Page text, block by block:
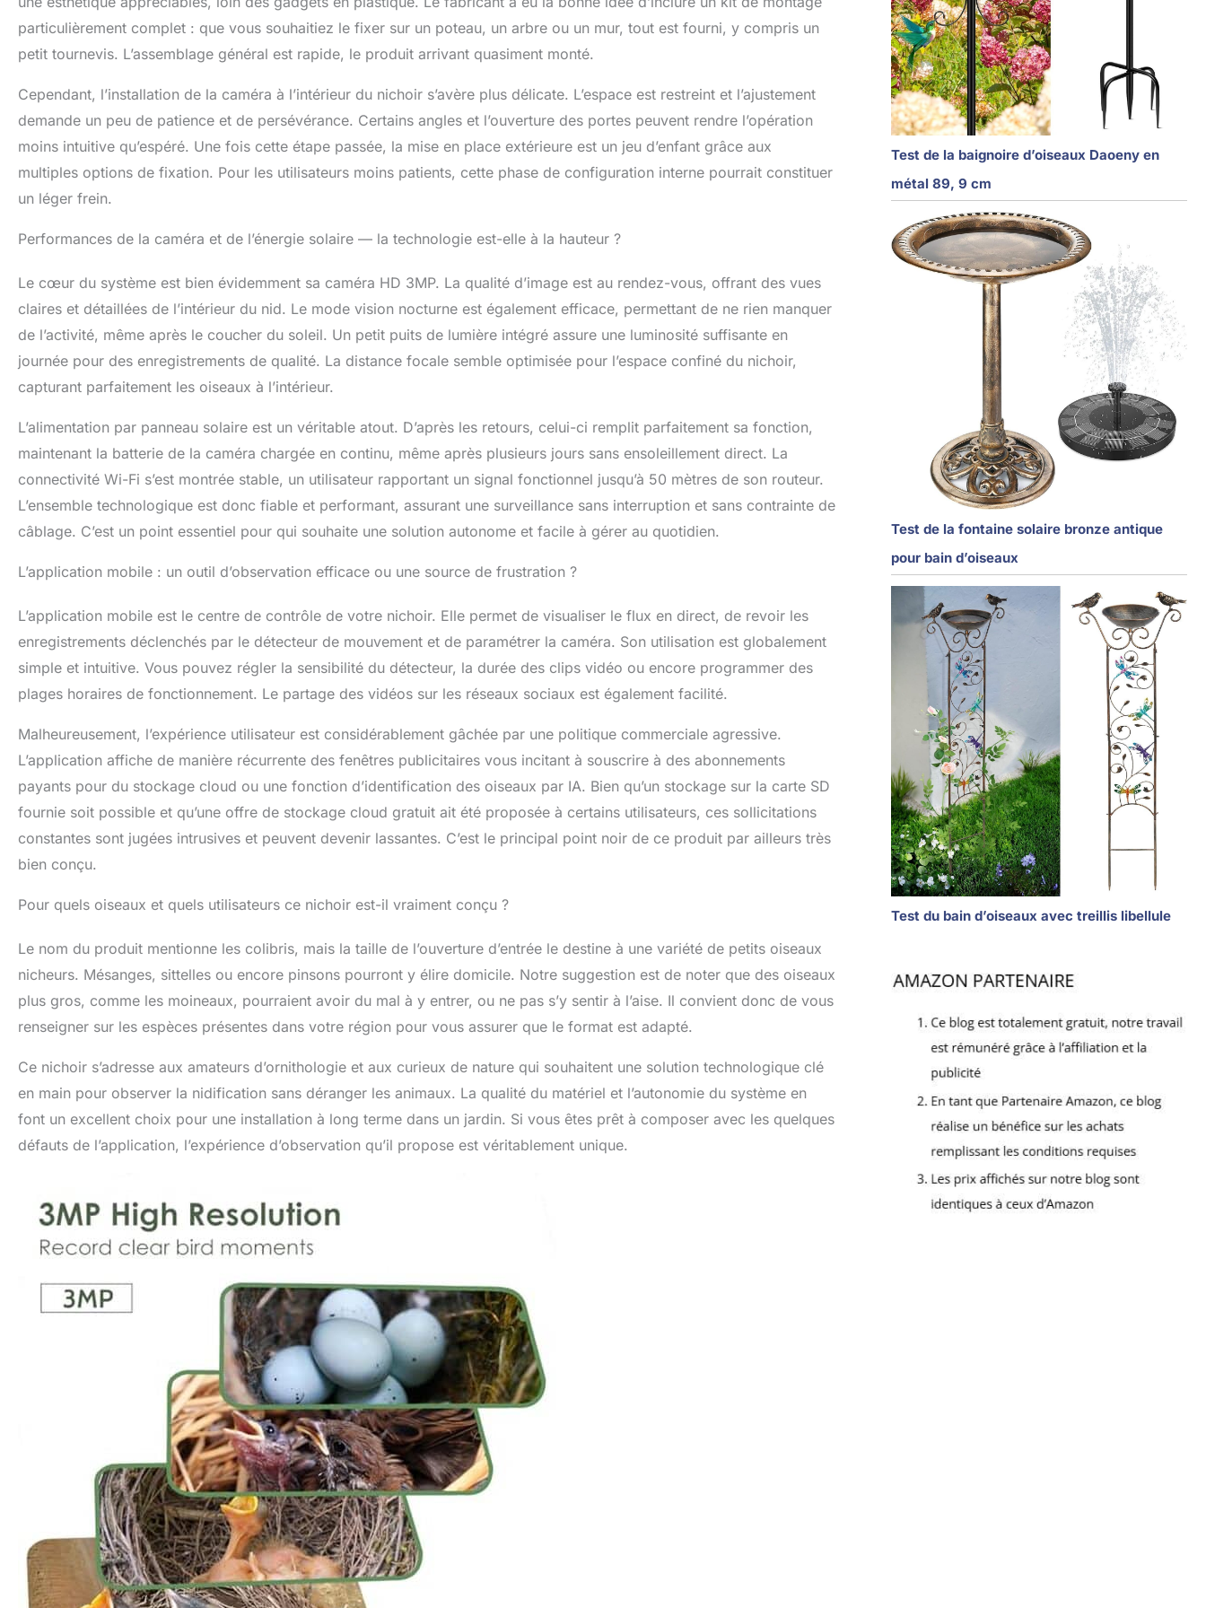
d'oiseaux dans le cloud et accédez à ces vidéos pendant trois jours. Une
carte SD intégrée de 32 Go est incluse pour un stockage vidéo pratique
localement. Expérience de nidification intelligente n'importe où, n'importe
nichoir intelligent Birdkiss avec caméra. Observez les petits oiseaux et les
amateurs d'oiseaux et le plaisir éducatif pour les enfants. Capturez à partir
de trois angles optimaux pour les meilleurs clichés. Améliorez l'expérience
d'observation des oiseaux et rendez notre produit exceptionnel. 【Meilleures
options de cadeau】Notre petit nichoir intelligent avec appareil photo est
Nous avons méticuleusement conçu chaque détail, en commençant par
soigneusement considéré comme rehaussant l'esthétique générale,
pour les mamans, les amoureux des oiseaux, les colibris ou toute personne
qui valorise la synergie de la technologie et de l'éco-conscience.
particulièrement complet : que vous souhaitiez le fixer sur un poteau, un arbre ou un mur, tout est fourni, y compris un
petit tournevis. L’assemblage général est rapide, le produit arrivant quasiment monté.
Cependant, l’installation de la caméra à l’intérieur du nichoir s’avère plus délicate. L’espace est restreint et l’ajustement
demande un peu de patience et de persévérance. Certains angles et l’ouverture des portes peuvent rendre l’opération
moins intuitive qu’espéré. Une fois cette étape passée, la mise en place extérieure est un jeu d’enfant grâce aux
multiples options de fixation. Pour les utilisateurs moins patients, cette phase de configuration interne pourrait constituer
un léger frein.
Performances de la caméra et de l’énergie solaire — la technologie est-elle à la hauteur ?
Le cœur du système est bien évidemment sa caméra HD 3MP. La qualité d’image est au rendez-vous, offrant des vues
claires et détaillées de l’intérieur du nid. Le mode vision nocturne est également efficace, permettant de ne rien manquer
de l’activité, même après le coucher du soleil. Un petit puits de lumière intégré assure une luminosité suffisante en
journée pour des enregistrements de qualité. La distance focale semble optimisée pour l’espace confiné du nichoir,
capturant parfaitement les oiseaux à l’intérieur.
L’alimentation par panneau solaire est un véritable atout. D’après les retours, celui-ci remplit parfaitement sa fonction,
maintenant la batterie de la caméra chargée en continu, même après plusieurs jours sans ensoleillement direct. La
connectivité Wi-Fi s’est montrée stable, un utilisateur rapportant un signal fonctionnel jusqu’à 50 mètres de son routeur.
L’ensemble technologique est donc fiable et performant, assurant une surveillance sans interruption et sans contrainte de
câblage. C’est un point essentiel pour qui souhaite une solution autonome et facile à gérer au quotidien.
L’application mobile : un outil d’observation efficace ou une source de frustration ?
L’application mobile est le centre de contrôle de votre nichoir. Elle permet de visualiser le flux en direct, de revoir les
enregistrements déclenchés par le détecteur de mouvement et de paramétrer la caméra. Son utilisation est globalement
simple et intuitive. Vous pouvez régler la sensibilité du détecteur, la durée des clips vidéo ou encore programmer des
plages horaires de fonctionnement. Le partage des vidéos sur les réseaux sociaux est également facilité.
Malheureusement, l’expérience utilisateur est considérablement gâchée par une politique commerciale agressive.
L’application affiche de manière récurrente des fenêtres publicitaires vous incitant à souscrire à des abonnements
payants pour du stockage cloud ou une fonction d’identification des oiseaux par IA. Bien qu’un stockage sur la carte SD
fournie soit possible et qu’une offre de stockage cloud gratuit ait été proposée à certains utilisateurs, ces sollicitations
constantes sont jugées intrusives et peuvent devenir lassantes. C’est le principal point noir de ce produit par ailleurs très
bien conçu.
Pour quels oiseaux et quels utilisateurs ce nichoir est-il vraiment conçu ?
Le nom du produit mentionne les colibris, mais la taille de l’ouverture d’entrée le destine à une variété de petits oiseaux
nicheurs. Mésanges, sittelles ou encore pinsons pourront y élire domicile. Notre suggestion est de noter que des oiseaux
plus gros, comme les moineaux, pourraient avoir du mal à y entrer, ou ne pas s’y sentir à l’aise. Il convient donc de vous
renseigner sur les espèces présentes dans votre région pour vous assurer que le format est adapté.
Ce nichoir s’adresse aux amateurs d’ornithologie et aux curieux de nature qui souhaitent une solution technologique clé
en main pour observer la nidification sans déranger les animaux. La qualité du matériel et l’autonomie du système en
font un excellent choix pour une installation à long terme dans un jardin. Si vous êtes prêt à composer avec les quelques
défauts de l’application, l’expérience d’observation qu’il propose est véritablement unique.
Test de la baignoire d’oiseaux Daoeny en
métal 89, 9 cm
Test de la fontaine solaire bronze antique
pour bain d’oiseaux
Test du bain d’oiseaux avec treillis libellule